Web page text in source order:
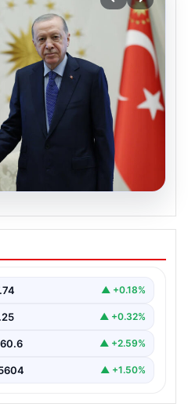
Devlet
▲ +0.18%
▲ +0.32%
▲ +2.59%
▲ +1.50%